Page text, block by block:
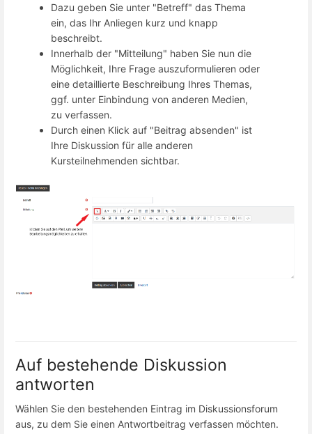
Dazu geben Sie unter "Betreff" das Thema
ein, das Ihr Anliegen kurz und knapp
beschreibt.
Innerhalb der "Mitteilung" haben Sie nun die
Möglichkeit, Ihre Frage auszuformulieren oder
eine detaillierte Beschreibung Ihres Themas,
ggf. unter Einbindung von anderen Medien,
zu verfassen.
Durch einen Klick auf "Beitrag absenden" ist
Ihre Diskussion für alle anderen
Kursteilnehmenden sichtbar.
Auf bestehende Diskussion
antworten
Wählen Sie den bestehenden Eintrag im Diskussionsforum
aus, zu dem Sie einen Antwortbeitrag verfassen möchten.